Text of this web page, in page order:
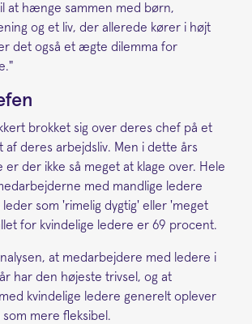
at hænge sammen med børn,
og et liv, der allerede kører i højt
det også et ægte dilemma for
brokket sig over deres chef på et
af deres arbejdsliv. Men i dette års
er der ikke så meget at klage over. Hele
med mandlige ledere
som 'rimelig dygtig' eller 'meget
for kvindelige ledere er 69 procent.
at medarbejdere med ledere i
har den højeste trivsel, og at
kvindelige ledere generelt oplever
mere fleksibel.